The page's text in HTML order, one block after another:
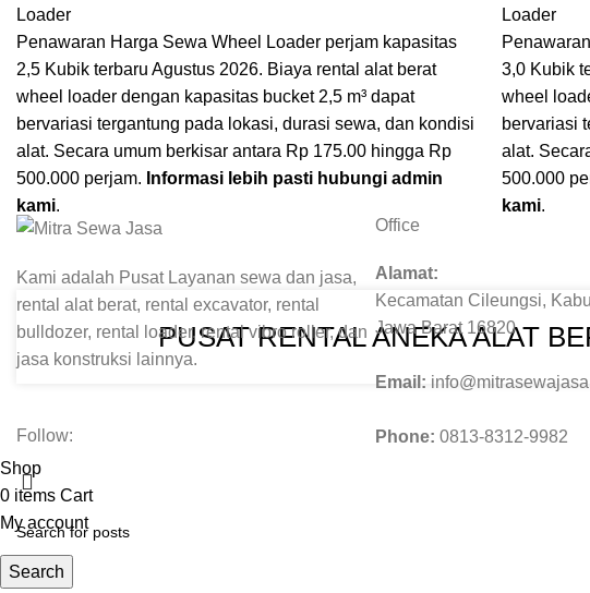
Loader
Penawaran Harga Sewa Wheel Loader perjam kapasitas
2,5 Kubik terbaru Agustus 2026. Biaya rental alat berat
wheel loader dengan kapasitas bucket 2,5 m³ dapat
bervariasi tergantung pada lokasi, durasi sewa, dan kondisi
alat. Secara umum berkisar antara Rp 175.00 hingga Rp
500.000 perjam. Informasi lebih pasti hubungi admin
kami.
Loader
3,0 Kubik
wheel
bervariasi
alat.
500.000
kami.
PUSAT RENTAL ANEKA ALAT
Kami adalah Pusat Layanan sewa dan jasa,
rental alat berat, rental excavator, rental
bulldozer, rental loader, rental vibro roller, dan
jasa konstruksi lainnya.
Follow:
Office
Alamat:
Kecamatan Cileungsi,
Jawa Barat 16820
Email:
Phone: 0813-8312-9982
Search
Shop
0 items Cart
My account